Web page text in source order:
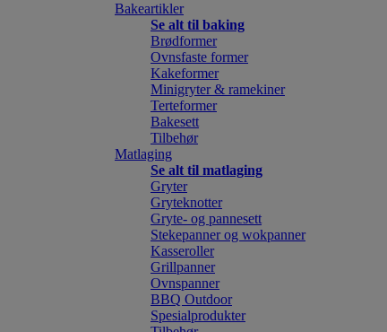
Bakeartikler
Se alt til baking
Brødformer
Ovnsfaste former
Kakeformer
Minigryter & ramekiner
Terteformer
Bakesett
Tilbehør
Matlaging
Se alt til matlaging
Gryter
Gryteknotter
Gryte- og pannesett
Stekepanner og wokpanner
Kasseroller
Grillpanner
Ovnspanner
BBQ Outdoor
Spesialprodukter